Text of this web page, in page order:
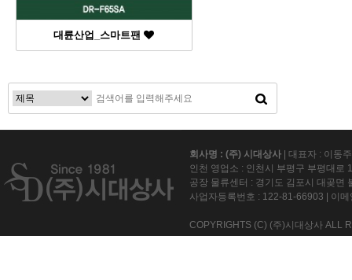
대륜산업_스마트팬
회사명 : (주) 시대상사 | 대표자 : 이동
인천 영업소 : 인천시 부평구 부평대로
공장 물류센터 : 경기도 김포시 대곶면
사업자등록번호 : 122-81-66903 | 이
COPYRIGHTS (C) (주)시대상사 ALL